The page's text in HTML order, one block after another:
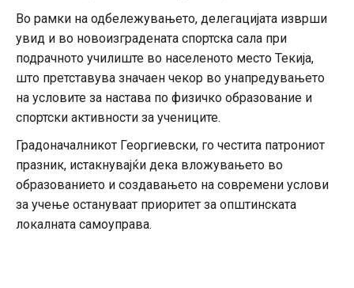
Во рамки на одбележувањето, делегацијата изврши
увид и во новоизградената спортска сала при
подрачното училиште во населеното место Текија,
што претставува значаен чекор во унапредувањето
на условите за настава по физичко образование и
спортски активности за учениците.
Градоначалникот Георгиевски, го честита патрониот
празник, истакнувајќи дека вложувањето во
образованието и создавањето на современи услови
за учење остануваат приоритет за општинската
локалната самоуправа.